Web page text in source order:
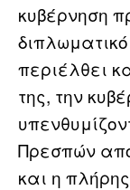
κυβέρνηση
περιέλθει
της, την
Πρεσπών
και η